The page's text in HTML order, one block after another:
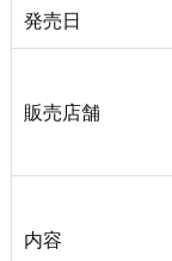
発売日
販売店舗
内容